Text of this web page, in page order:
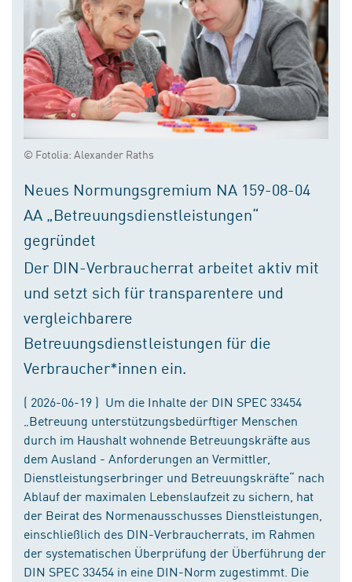
© Fotolia: Alexander Raths
Neues Normungsgremium NA 159-08-04
AA „Betreuungsdienstleistungen“
gegründet
Der DIN-Verbraucherrat arbeitet aktiv mit
und setzt sich für transparentere und
vergleichbarere
Betreuungsdienstleistungen für die
Verbraucher*innen ein.
( 2026-06-19 ) Um die Inhalte der DIN SPEC 33454
„Betreuung unterstützungsbedürftiger Menschen
durch im Haushalt wohnende Betreuungskräfte aus
dem Ausland - Anforderungen an Vermittler,
Dienstleistungserbringer und Betreuungskräfte“ nach
Ablauf der maximalen Lebenslaufzeit zu sichern, hat
der Beirat des Normenausschusses Dienstleistungen,
einschließlich des DIN-Verbraucherrats, im Rahmen
der systematischen Überprüfung der Überführung der
DIN SPEC 33454 in eine DIN-Norm zugestimmt. Die